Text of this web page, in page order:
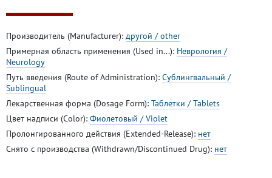
Производитель (Manufacturer): другой / other
Примерная область применения (Used in...): Неврология /
Neurology
Путь введения (Route of Administration): Сублингвальный /
Sublingual
Лекарственная форма (Dosage Form): Таблетки / Tablets
Цвет надписи (Color): Фиолетовый / Violet
Пролонгированного действия (Extended-Release): нет
Снято с производства (Withdrawn/Discontinued Drug): нет